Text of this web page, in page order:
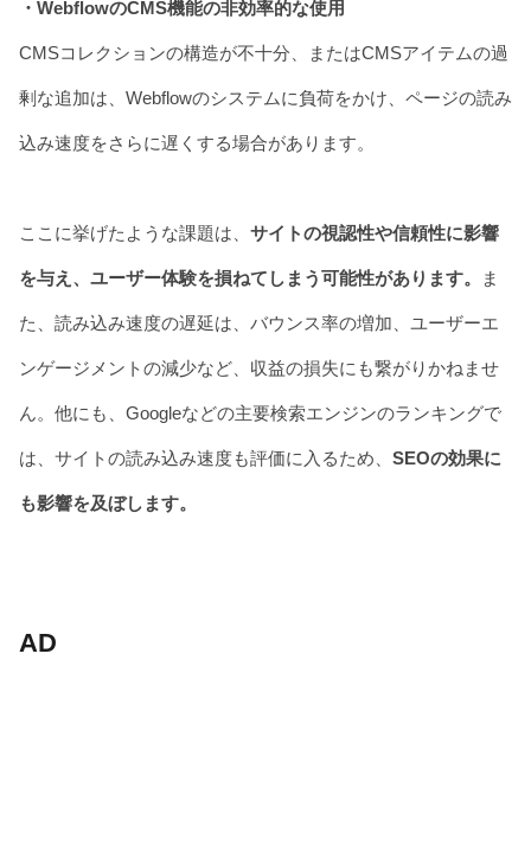
・WebflowのCMS機能の非効率的な使用
CMSコレクションの構造が不十分、またはCMSアイテムの過
剰な追加は、Webflowのシステムに負荷をかけ、ページの読み
込み速度をさらに遅くする場合があります。
ここに挙げたような課題は、 サイトの視認性や信頼性に影響
を与え、ユーザー体験を損ねてしまう可能性があります。 ま
た、読み込み速度の遅延は、バウンス率の増加、ユーザーエ
ンゲージメントの減少など、収益の損失にも繋がりかねませ
ん。他にも、Googleなどの主要検索エンジンのランキングで
は、サイトの読み込み速度も評価に入るため、 SEOの効果に
も影響を及ぼします。
AD